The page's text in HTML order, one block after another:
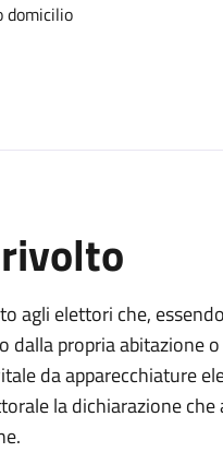
domicilio
agli elettori che,
dalla propria abitazione
da apparecchiature
la dichiarazione